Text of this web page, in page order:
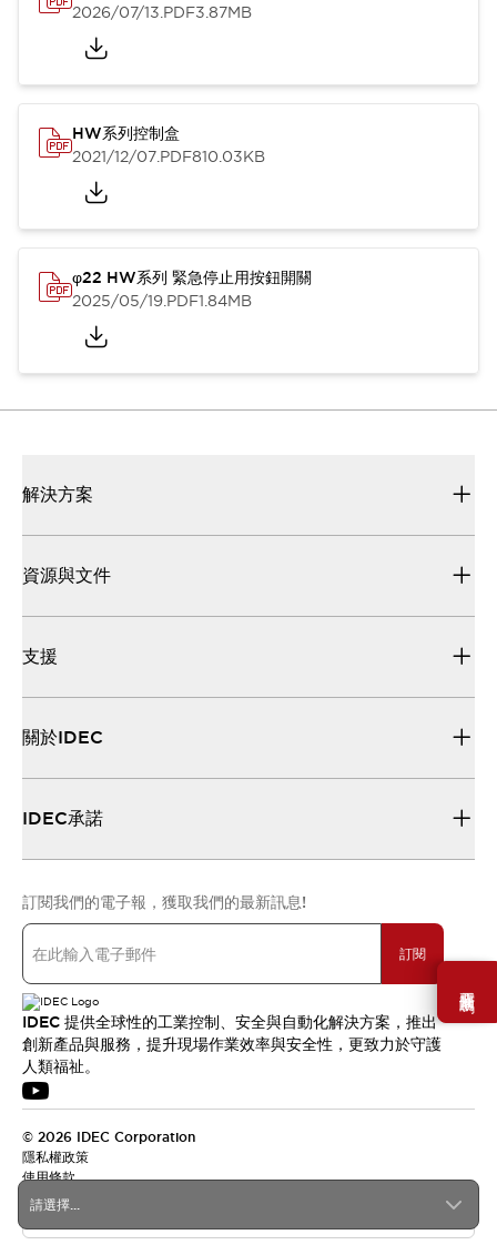
需要幫助嗎？
2026/07/13.PDF3.87MB
HW系列控制盒
2021/12/07.PDF810.03KB
φ22 HW系列 緊急停止用按鈕開關
2025/05/19.PDF1.84MB
請選擇...
解決方案
資源與文件
支援
關於IDEC
IDEC承諾
訂閱我們的電子報，獲取我們的最新訊息!
訂閱
IDEC 提供全球性的工業控制、安全與自動化解決方案，推出
創新產品與服務，提升現場作業效率與安全性，更致力於守護
人類福祉。
© 2026 IDEC Corporation
隱私權政策
使用條款
台灣